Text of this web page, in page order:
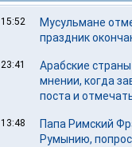
15:52
Мусульмане
праздник
23:41
Арабские
мнении, когда
поста и
13:48
Папа Римский
Румынию,